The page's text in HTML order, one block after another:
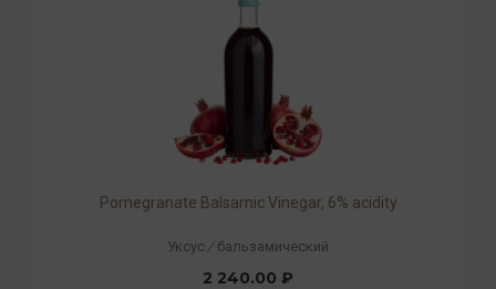
Pomegranate Balsamic Vinegar, 6% acidity
Уксус / бальзамический
2 240.00 ₽